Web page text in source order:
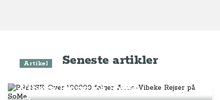
Seneste artikler
Artikel
Vibeke Rejser på SoMe